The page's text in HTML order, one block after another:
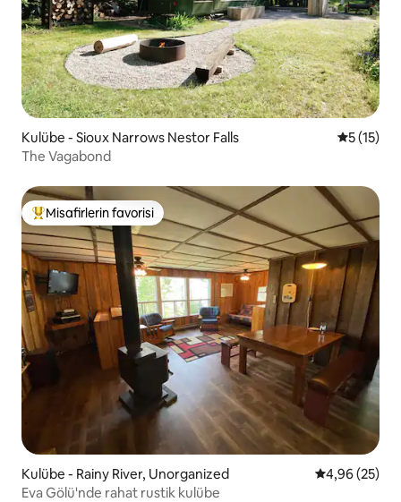
Kulübe - Sioux Narrows Nestor Falls 55 (15)
The Vagabond
Misafirlerin favorilerinden en beğenilenler arasında
Misafirlerin favorisi
Kulübe - Rainy River, Unorganized 5 üzerinden
4,96 (25)
Eva Gölü'nde rahat rustik kulübe